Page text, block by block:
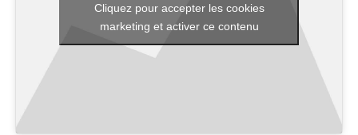
Cliquez pour accepter les cookies
marketing et activer ce contenu